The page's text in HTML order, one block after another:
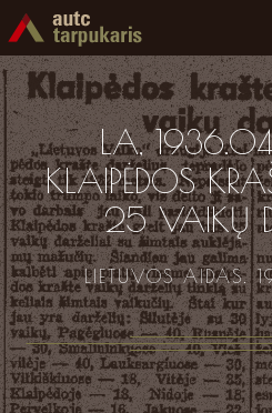
LA,
KLAIPĖDOS
25 VAIKŲ
LIETUVOS AIDAS.